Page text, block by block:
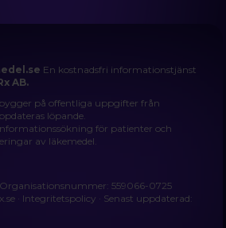
En kostnadsfri informationstjänst
AB.
på offentliga uppgifter från
löpande.
för patienter och
av läkemedel.
559066-0725
· Integritetspolicy · Senast uppdaterad: